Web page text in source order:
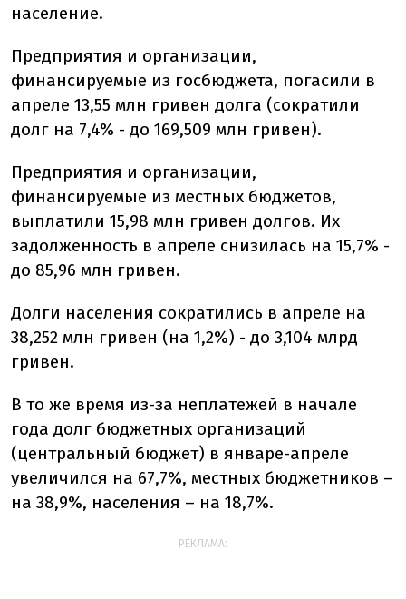
население.
Предприятия и организации,
финансируемые из госбюджета, погасили в
апреле 13,55 млн гривен долга (сократили
долг на 7,4% - до 169,509 млн гривен).
Предприятия и организации,
финансируемые из местных бюджетов,
выплатили 15,98 млн гривен долгов. Их
задолженность в апреле снизилась на 15,7% -
до 85,96 млн гривен.
Долги населения сократились в апреле на
38,252 млн гривен (на 1,2%) - до 3,104 млрд
гривен.
В то же время из-за неплатежей в начале
года долг бюджетных организаций
(центральный бюджет) в январе-апреле
увеличился на 67,7%, местных бюджетников –
на 38,9%, населения – на 18,7%.
РЕКЛАМА: